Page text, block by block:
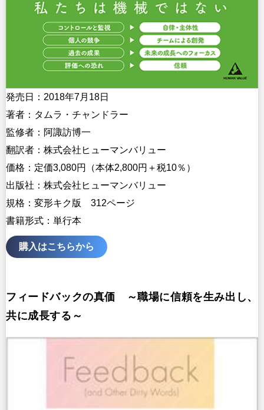
発売日：2018年7月18日
著者：タムラ・チャンドラー
監修者：阿諏訪博一
翻訳者：株式会社ヒューマンバリュー
価格：定価3,080円（本体2,800円＋税10％）
出版社：株式会社ヒューマンバリュー
規格：変形キク版 312ページ
書籍形式：単行本
購入はこちらから
フィードバックの真価 ～職場に信頼を生み出し、
共に成長する～